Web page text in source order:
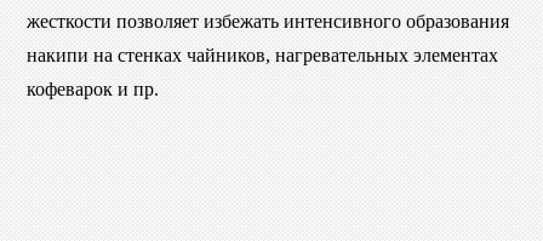
жесткости позволяет избежать интенсивного образования
накипи на стенках чайников, нагревательных элементах
кофеварок и пр.